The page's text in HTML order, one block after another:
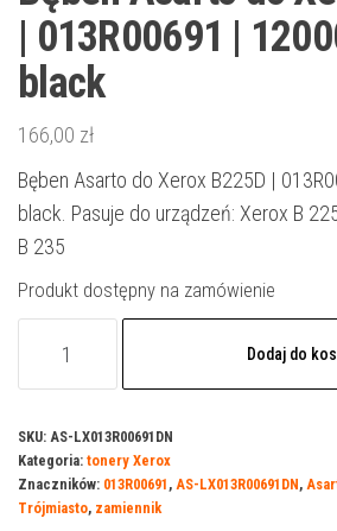
| 013R00691 |
black
166,00 zł
Bęben Asarto do Xerox B225D |
black. Pasuje do urządzeń: Xerox B
B 235
Produkt dostępny na zamówienie
Bęben
do
Xerox
B225D
Dodaj do
SKU: AS-LX013R00691DN
Kategoria: tonery Xerox
Znaczników: 013R00691 , AS-LX013R00691DN,
Trójmiasto, zamiennik